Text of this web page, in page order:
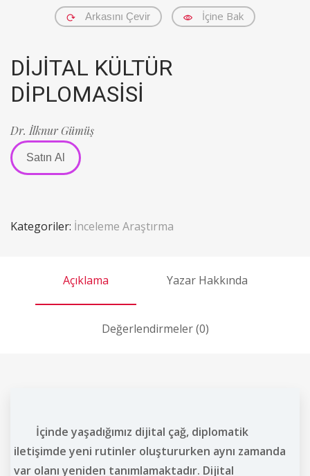
Arkasını Çevir İçine Bak
DİJİTAL KÜLTÜR
DİPLOMASİSİ
Dr. İlknur Gümüş
Satın Al
Kategoriler: İnceleme Araştırma
Açıklama Yazar Hakkında
Değerlendirmeler (0)
İçinde yaşadığımız dijital çağ, diplomatik
iletişimde yeni rutinler oluştururken aynı zamanda
var olanı yeniden tanımlamaktadır. Dijital